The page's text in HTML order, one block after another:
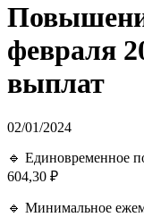
февраля
выплат
02/01/2024
🔹 Единовременное
604,30 ₽
🔹 Минимальное